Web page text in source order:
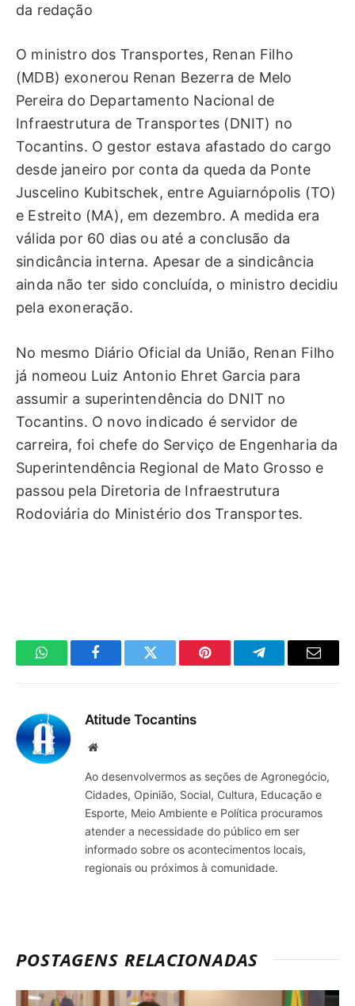
da redação
O ministro dos Transportes, Renan Filho
(MDB) exonerou Renan Bezerra de Melo
Pereira do Departamento Nacional de
Infraestrutura de Transportes (DNIT) no
Tocantins. O gestor estava afastado do cargo
desde janeiro por conta da queda da Ponte
Juscelino Kubitschek, entre Aguiarnópolis (TO)
e Estreito (MA), em dezembro. A medida era
válida por 60 dias ou até a conclusão da
sindicância interna. Apesar de a sindicância
ainda não ter sido concluída, o ministro decidiu
pela exoneração.
No mesmo Diário Oficial da União, Renan Filho
já nomeou Luiz Antonio Ehret Garcia para
assumir a superintendência do DNIT no
Tocantins. O novo indicado é servidor de
carreira, foi chefe do Serviço de Engenharia da
Superintendência Regional de Mato Grosso e
passou pela Diretoria de Infraestrutura
Rodoviária do Ministério dos Transportes.
WhatsAppFacebookTwitter Pinterest TelegramaE-
Atitude Tocantins
Site
Ao desenvolvermos as seções de Agronegócio,
Cidades, Opinião, Social, Cultura, Educação e
Esporte, Meio Ambiente e Política procuramos
atender a necessidade do público em ser
informado sobre os acontecimentos locais,
regionais ou próximos à comunidade.
POSTAGENS RELACIONADAS